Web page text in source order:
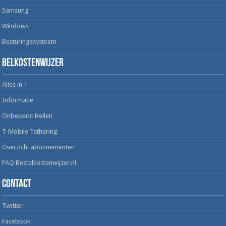
Samsung
Windows
Besturingssysteem
Belkostenwijzer
Alles in 1
Informatie
Onbeperkt Bellen
T-Mobile Tethering
Overzicht abonnementen
FAQ Bestelkostenwijzer.nl
Contact
Twitter
Facebook